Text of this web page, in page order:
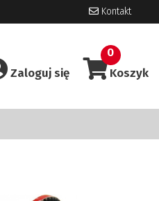
Kontakt
Koszyk
0
Zaloguj się